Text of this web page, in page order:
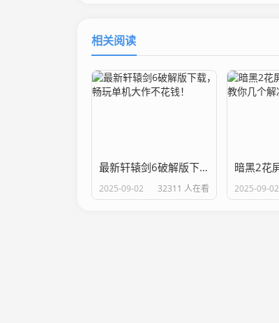
相关阅读
最新轩辕剑6破解版下载，畅玩单机大作不花钱！
2025-09-02 32311 人在看 2025-09-02